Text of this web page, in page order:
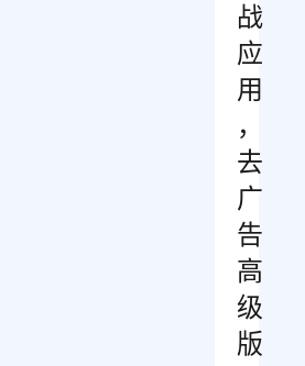
战
应
用
，
去
广
告
高
级
版